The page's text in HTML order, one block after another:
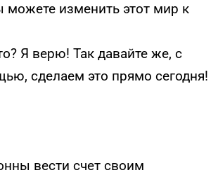
можете изменить этот мир к
Я верю! Так давайте же, с
сделаем это прямо сегодня!
вести счет своим